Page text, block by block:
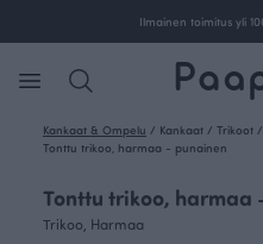
Ilmainen toimitus yli
Kankaat & Ompelu / Kankaat / Trikoot /
Tonttu trikoo, harmaa - punainen
Tonttu trikoo, harmaa
Trikoo, Harmaa